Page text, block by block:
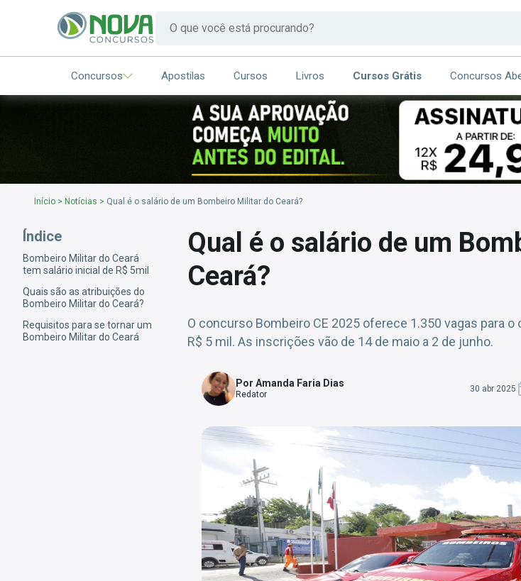
Concursos Apostilas Cursos Livros Cursos Grátis Concursos
Início > Notícias > Qual é o salário de um Bombeiro Militar do Ceará?
Índice
Bombeiro Militar do Ceará
tem salário inicial de R$ 5mil
Quais são as atribuições do
Bombeiro Militar do Ceará?
Requisitos para se tornar um
Bombeiro Militar do Ceará
Qual é o salário de um
Ceará?
O concurso Bombeiro CE 2025 oferece 1.350 vagas para
R$ 5 mil. As inscrições vão de 14 de maio a 2 de junho.
Por Amanda Faria Dias
Redator
30 abr 2025